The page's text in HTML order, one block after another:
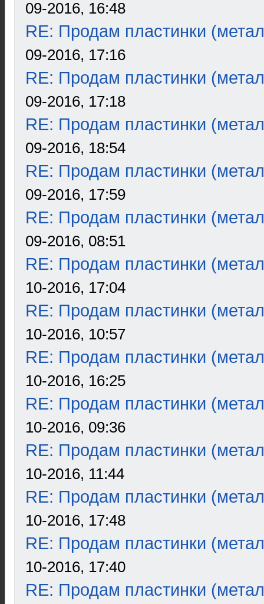
09-2016, 16:48
RE: Продам пластинки
09-2016, 17:16
RE: Продам пластинки
09-2016, 17:18
RE: Продам пластинки
09-2016, 18:54
RE: Продам пластинки
09-2016, 17:59
RE: Продам пластинки
09-2016, 08:51
RE: Продам пластинки
10-2016, 17:04
RE: Продам пластинки
10-2016, 10:57
RE: Продам пластинки
10-2016, 16:25
RE: Продам пластинки
10-2016, 09:36
RE: Продам пластинки
10-2016, 11:44
RE: Продам пластинки
10-2016, 17:48
RE: Продам пластинки
10-2016, 17:40
RE: Продам пластинки